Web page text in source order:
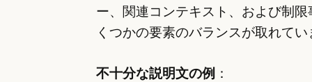
ー、関連コンテキスト、および制
くつかの要素のバランスが取れてい
不十分な説明文の例 ：